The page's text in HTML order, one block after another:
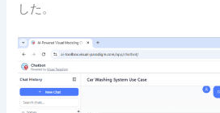
した。